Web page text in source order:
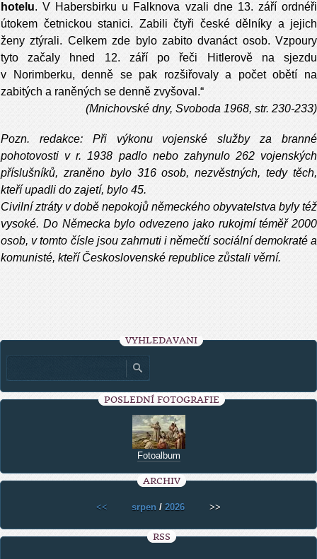
hotelu. V Habersbirku u Falknova vzali dne 13. září ordnéři
útokem četnickou stanici. Zabili čtyři české dělníky a jejich
ženy ztýrali. Celkem zde bylo zabito dvanáct osob. Vzpoury
tyto začaly hned 12. září po řeči Hitlerově na sjezdu
v Norimberku, denně se pak rozšiřovaly a počet obětí na
zabitých a raněných se denně zvyšoval.“
(Mnichovské dny, Svoboda 1968, str. 230-233)
Pozn. redakce: Při výkonu vojenské služby za branné
pohotovosti v r. 1938 padlo nebo zahynulo 262 vojenských
příslušníků, zraněno bylo 316 osob, nezvěstných, tedy těch,
kteří upadli do zajetí, bylo 45.
Civilní ztráty v době nepokojů německého obyvatelstva byly též
vysoké. Do Německa bylo odvezeno jako rukojmí téměř 2000
osob, v tomto čísle jsou zahrnuti i němečtí sociální demokraté a
komunisté, kteří Československé republice zůstali věrní.
VYHLEDÁVÁNÍ
POSLEDNÍ FOTOGRAFIE
Fotoalbum
ARCHIV
<< srpen / 2026 >>
RSS